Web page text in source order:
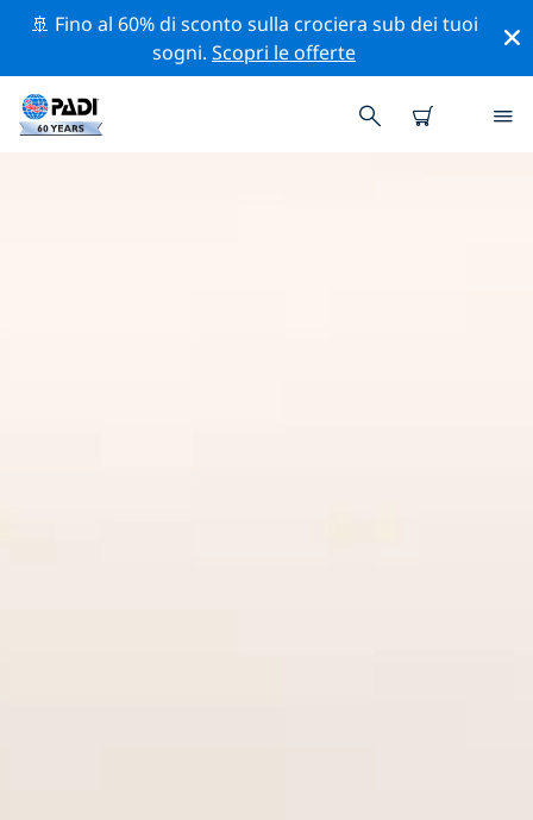
🚢 Fino al 60% di sconto sulla crociera sub dei tuoi
sogni.Scopri le offerte